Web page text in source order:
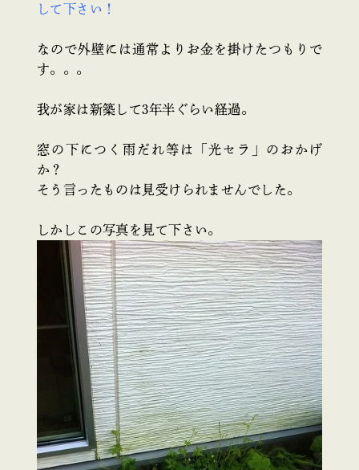
して下さい！
なので外壁には通常よりお金を掛けたつもりで
す。。。
我が家は新築して3年半ぐらい経過。
窓の下につく雨だれ等は「光セラ」のおかげ
か？
そう言ったものは見受けられませんでした。
しかしこの写真を見て下さい。